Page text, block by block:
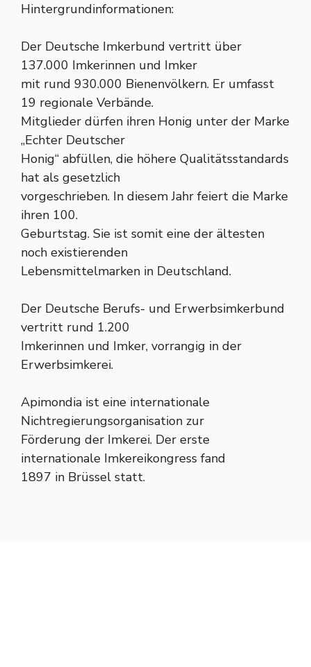
Hintergrundinformationen:
Der Deutsche Imkerbund vertritt über
137.000 Imkerinnen und Imker
mit rund 930.000 Bienenvölkern. Er umfasst
19 regionale Verbände.
Mitglieder dürfen ihren Honig unter der Marke
„Echter Deutscher
Honig“ abfüllen, die höhere Qualitätsstandards
hat als gesetzlich
vorgeschrieben. In diesem Jahr feiert die Marke
ihren 100.
Geburtstag. Sie ist somit eine der ältesten
noch existierenden
Lebensmittelmarken in Deutschland.
Der Deutsche Berufs- und Erwerbsimkerbund
vertritt rund 1.200
Imkerinnen und Imker, vorrangig in der
Erwerbsimkerei.
Apimondia ist eine internationale
Nichtregierungsorganisation zur
Förderung der Imkerei. Der erste
internationale Imkereikongress fand
1897 in Brüssel statt.